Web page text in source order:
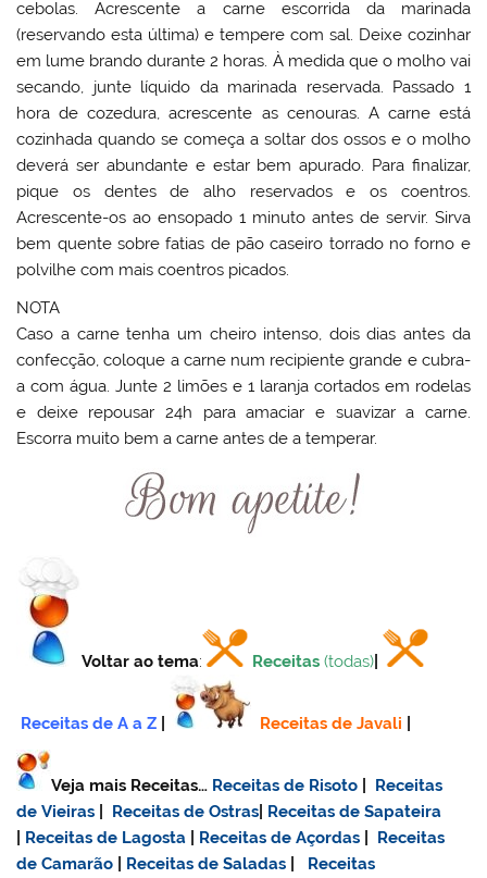
cebolas. Acrescente a carne escorrida da marinada
(reservando esta última) e tempere com sal. Deixe cozinhar
em lume brando durante 2 horas. À medida que o molho vai
secando, junte líquido da marinada reservada. Passado 1
hora de cozedura, acrescente as cenouras. A carne está
cozinhada quando se começa a soltar dos ossos e o molho
deverá ser abundante e estar bem apurado. Para finalizar,
pique os dentes de alho reservados e os coentros.
Acrescente-os ao ensopado 1 minuto antes de servir. Sirva
bem quente sobre fatias de pão caseiro torrado no forno e
polvilhe com mais coentros picados.
NOTA
Caso a carne tenha um cheiro intenso, dois dias antes da
confecção, coloque a carne num recipiente grande e cubra-
a com água. Junte 2 limões e 1 laranja cortados em rodelas
e deixe repousar 24h para amaciar e suavizar a carne.
Escorra muito bem a carne antes de a temperar.
Voltar ao tema: Receitas (todas)
Receitas de A a Z Receitas de Javali
Veja mais Receitas… Receitas de Risoto
Receitas
de Vieiras
Receitas de Ostras Receitas de Sapateira
Receitas de Lagosta Receitas de Açordas
Receitas
de Camarão
Receitas de Saladas
Receitas